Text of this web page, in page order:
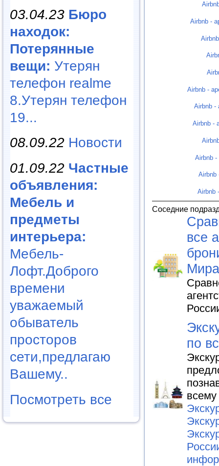
03.04.23 Бюро
находок:
Потерянные
вещи: Утерян
телефон realme
8.Утерян телефон
19...
08.09.22 Новости
01.09.22 Частные
объявления:
Мебель и
предметы
интерьера:
Мебель-
Лофт.Доброго
времени
уважаемый
обыватель
просторов
сети,предлагаю
Вашему..
Посмотреть все
Airbnb -
Airbnb -
Airbnb -
Airbnb -
Airbnb
Airbnb
Airbnb
Соседние
все
по